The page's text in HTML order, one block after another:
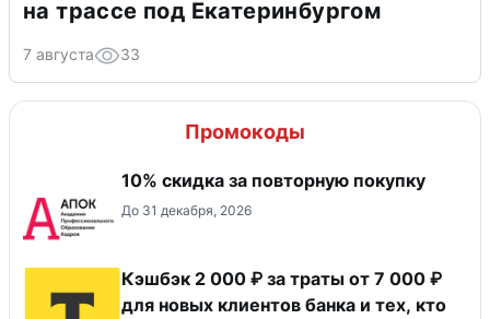
на трассе под Екатеринбургом
7 августа 33
Промокоды
10% скидка за повторную покупку
До 31 декабря, 2026
Кэшбэк 2 000 ₽ за траты от 7 000 ₽
для новых клиентов банка и тех, кто